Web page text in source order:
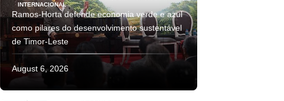
INTERNACIONAL
Ramos-Horta defende economia verde e azul
como pilares do desenvolvimento sustentável
de Timor-Leste
August 6, 2026